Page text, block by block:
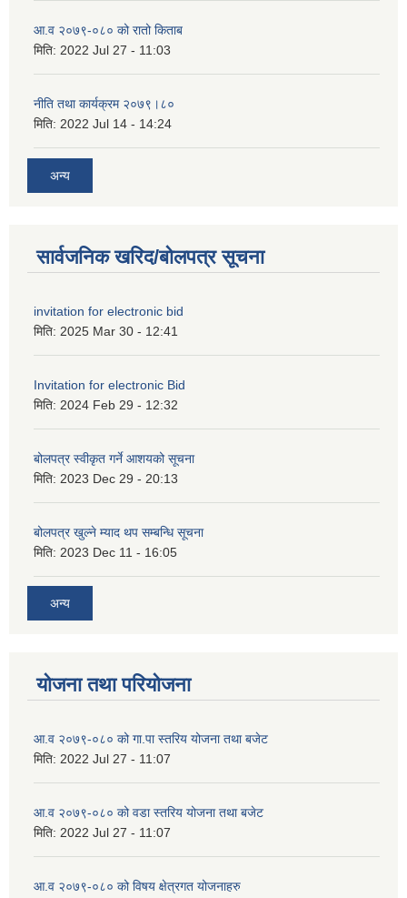
आ.व २०७९-०८० को रातो किताब
मिति: 2022 Jul 27 - 11:03
नीति तथा कार्यक्रम २०७९।८०
मिति: 2022 Jul 14 - 14:24
अन्य
सार्वजनिक खरिद/बोलपत्र सूचना
invitation for electronic bid
मिति: 2025 Mar 30 - 12:41
Invitation for electronic Bid
मिति: 2024 Feb 29 - 12:32
बोलपत्र स्वीकृत गर्ने आशयको सूचना
मिति: 2023 Dec 29 - 20:13
बोलपत्र खुल्ने म्याद थप सम्बन्धि सूचना
मिति: 2023 Dec 11 - 16:05
अन्य
योजना तथा परियोजना
आ.व २०७९-०८० को गा.पा स्तरिय योजना तथा बजेट
मिति: 2022 Jul 27 - 11:07
आ.व २०७९-०८० को वडा स्तरिय योजना तथा बजेट
मिति: 2022 Jul 27 - 11:07
आ.व २०७९-०८० को विषय क्षेत्रगत योजनाहरु